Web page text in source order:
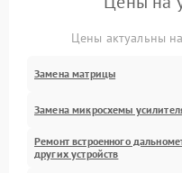
Цены актуальны
Замена матрицы
Замена микросхемы
Ремонт встроенного
других устройств